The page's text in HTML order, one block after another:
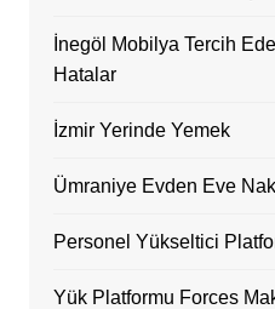
İnegöl Mobilya Tercih
Hatalar
İzmir Yerinde Yemek
Ümraniye Evden Eve
Personel Yükseltici
Yük Platformu Forces